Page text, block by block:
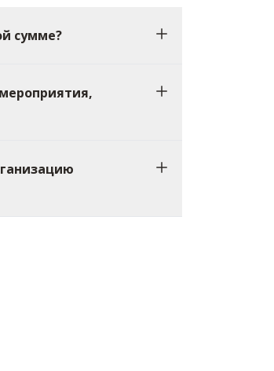
сумме?